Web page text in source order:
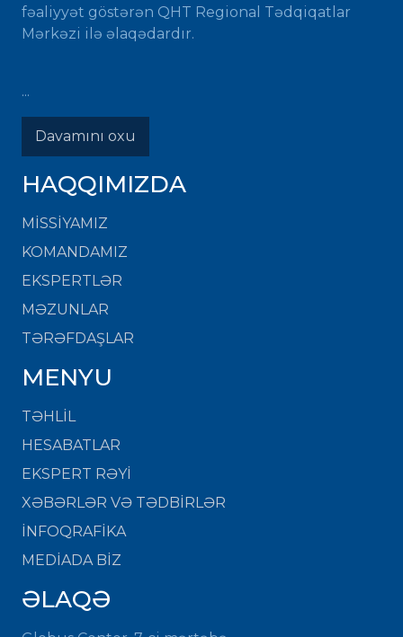
fəaliyyət göstərən QHT Regional Tədqiqatlar
Mərkəzi ilə əlaqədardır.
...
Davamını oxu
HAQQIMIZDA
MISSIYAMIZ
KOMANDAMIZ
EKSPERTLƏR
MƏZUNLAR
TƏRƏFDAŞLAR
MENYU
TƏHLİL
HESABATLAR
EKSPERT RƏYİ
XƏBƏRLƏR VƏ TƏDBİRLƏR
İNFOQRAFİKA
MEDİADA BİZ
ƏLAQƏ